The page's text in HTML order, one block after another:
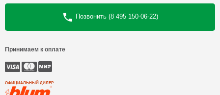
Позвонить (8 495 150-06-22)
Принимаем к оплате
ОФИЦИАЛЬНЫЙ ДИЛЕР